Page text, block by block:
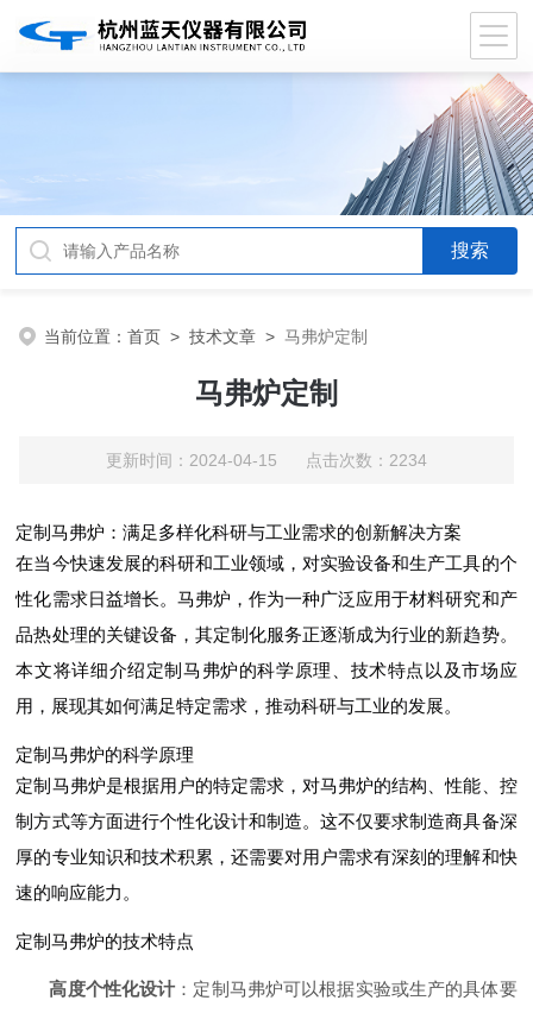
当前位置：首页 >技术文章 >马弗炉定制
马弗炉定制
更新时间：2024-04-15 点击次数：2234
定制马弗炉：满足多样化科研与工业需求的创新解决方案
在当今快速发展的科研和工业领域，对实验设备和生产工具的个
性化需求日益增长。马弗炉，作为一种广泛应用于材料研究和产
品热处理的关键设备，其定制化服务正逐渐成为行业的新趋势。
本文将详细介绍定制马弗炉的科学原理、技术特点以及市场应
用，展现其如何满足特定需求，推动科研与工业的发展。
定制马弗炉的科学原理
定制马弗炉是根据用户的特定需求，对马弗炉的结构、性能、控
制方式等方面进行个性化设计和制造。这不仅要求制造商具备深
厚的专业知识和技术积累，还需要对用户需求有深刻的理解和快
速的响应能力。
定制马弗炉的技术特点
高度个性化设计：定制马弗炉可以根据实验或生产的具体要